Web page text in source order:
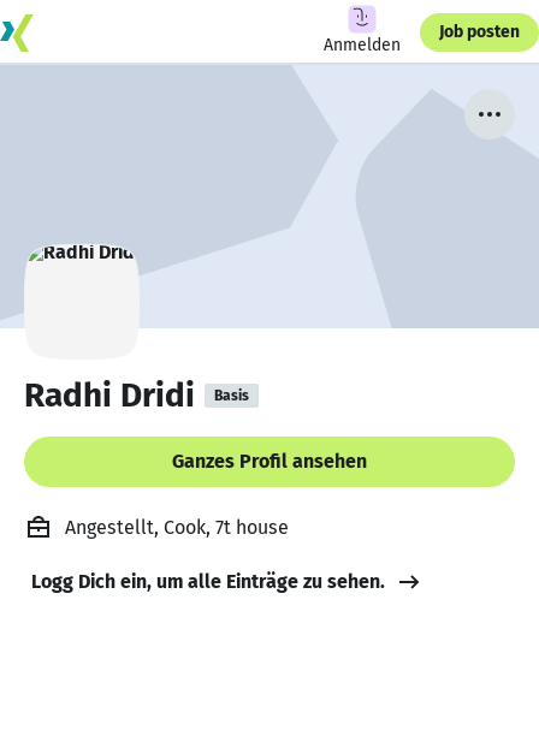
Anmelden
Job posten
Radhi Dridi Basis
Ganzes Profil ansehen
Angestellt, Cook, 7t house
Logg Dich ein, um alle Einträge zu sehen.